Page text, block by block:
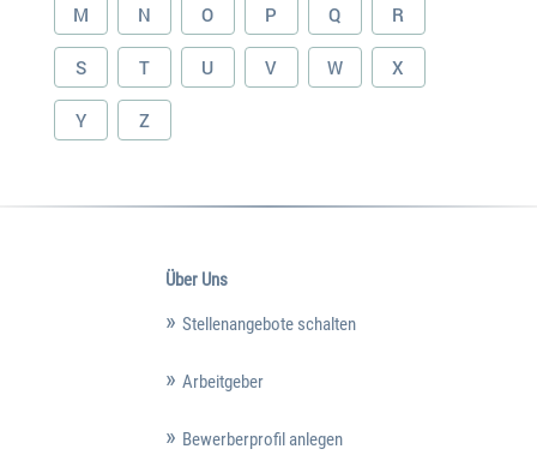
M N O P Q R
S T U V W X
Y Z
Über Uns
Stellenangebote schalten
Arbeitgeber
Bewerberprofil anlegen